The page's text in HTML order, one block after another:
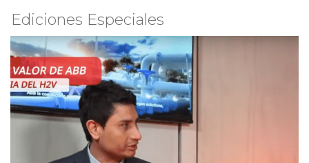
Ediciones Especiales